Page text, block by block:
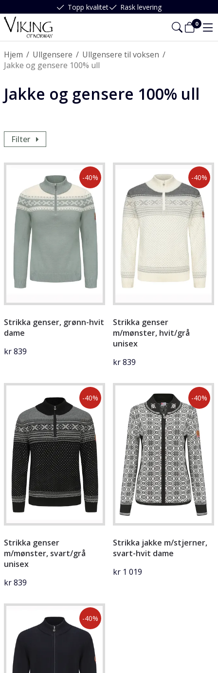
Topp kvalitet Rask levering
0
/
Hjem /
Ullgensere /
Ullgensere til voksen
Jakke og gensere 100% ull
Jakke og gensere 100% ull
Filter
Strikka genser, grønn-hvit
dame
-40%
kr 839
Strikka genser
m/mønster, hvit/grå
unisex
-40%
kr 839
Strikka genser
m/mønster, svart/grå
unisex
-40%
kr 839
Strikka jakke m/stjerner,
svart-hvit dame
-40%
kr 1 019
-40%